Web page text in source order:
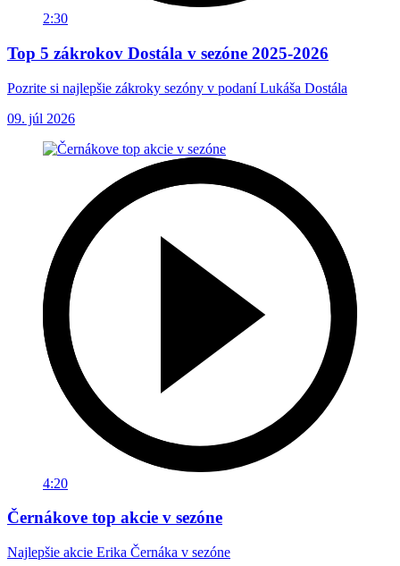
2:30
Top 5 zákrokov Dostála v sezóne 2025-2026
Pozrite si najlepšie zákroky sezóny v podaní Lukáša Dostála
09. júl 2026
4:20
Černákove top akcie v sezóne
Najlepšie akcie Erika Černáka v sezóne